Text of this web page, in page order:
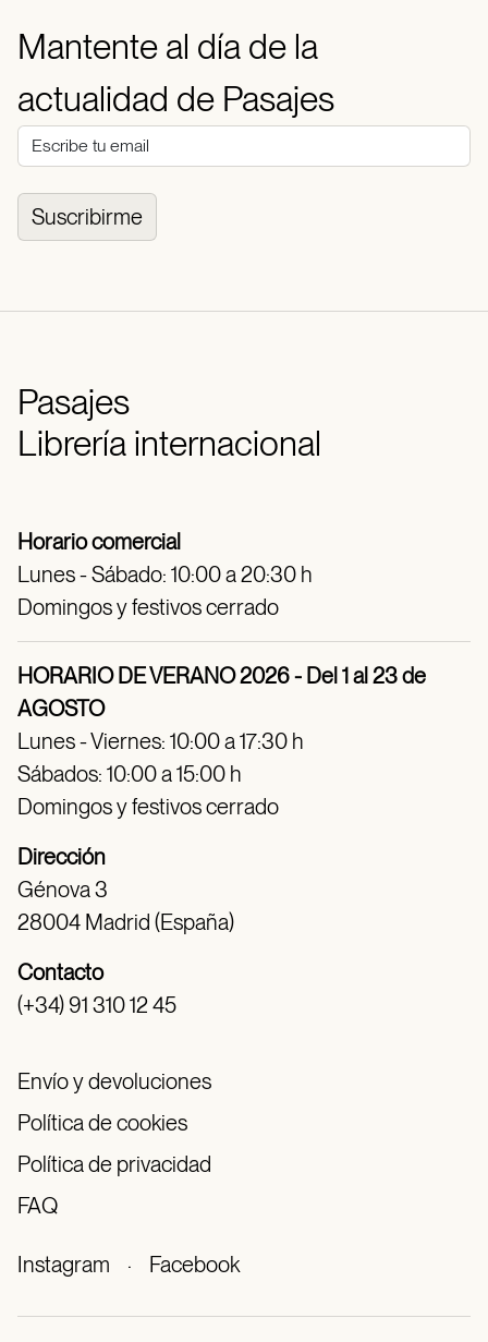
Mantente al día de la
actualidad de Pasajes
Suscribirme
Pasajes
Librería internacional
Horario comercial
Lunes - Sábado: 10:00 a 20:30 h
Domingos y festivos cerrado
HORARIO DE VERANO 2026 - Del 1 al 23 de
AGOSTO
Lunes - Viernes: 10:00 a 17:30 h
Sábados: 10:00 a 15:00 h
Domingos y festivos cerrado
Dirección
Génova 3
28004 Madrid (España)
Contacto
(+34) 91 310 12 45
Envío y devoluciones
Política de cookies
Política de privacidad
FAQ
Instagram · Facebook